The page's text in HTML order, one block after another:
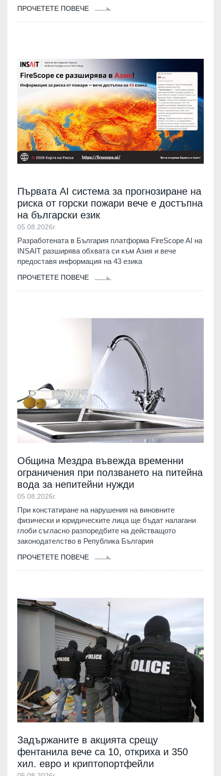
ПРОЧЕТЕТЕ ПОВЕЧЕ
Първата AI система за прогнозиране на
риска от горски пожари вече е достъпна
на български език
05.08.2026г.
Разработената в България платформа FireScope AI на
INSAIT разширява обхвата си към Азия и вече
предоставя информация на 43 езика
ПРОЧЕТЕТЕ ПОВЕЧЕ
Община Мездра въвежда временни
ограничения при ползването на питейна
вода за непитейни нужди
05.08.2026г.
При констатиране на нарушения на виновните
физически и юридическите лица ще бъдат налагани
глоби съгласно разпоредбите на действащото
законодателство в Република България
ПРОЧЕТЕТЕ ПОВЕЧЕ
Задържаните в акцията срещу
фентанила вече са 10, откриха и 350
хил. евро и криптопортфейли